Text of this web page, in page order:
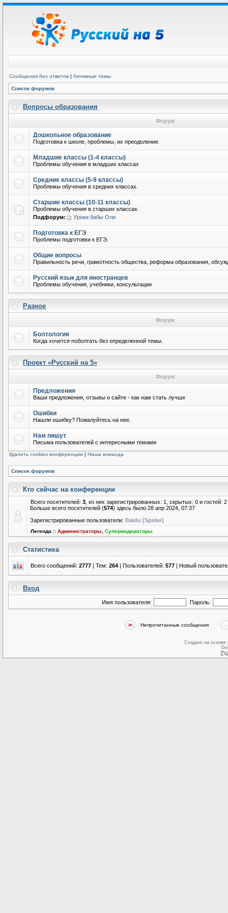
Сообщения без ответов | Активные темы
Список форумов
Вопросы образования
Форум
Дошкольное образование
Подготовка к школе, проблемы, их преодоление
Младшие классы (1-4 классы)
Проблемы обучения в младших классах
Средние классы (5-9 классы)
Проблемы обучения в средних классах.
Старшие классы (10-11 классы)
Проблемы обучения в старших классах.
Подфорум:
Уроки бабы Оли
Подготовка к ЕГЭ
Проблемы подготовки к ЕГЭ.
Общие вопросы
Правильность речи, грамотность общества, реформа образования,
Русский язык для иностранцев
Проблемы обучения, учебники, консультации
Разное
Форум
Болтология
Когда хочется поболтать без определенной темы.
Проект «Русский на 5»
Форум
Предложения
Ваши предложения, отзывы о сайте - как нам стать лучше
Ошибки
Нашли ошибку? Пожалуйтесь на нее.
Нам пишут
Письма пользователей с интересными темами
Удалить cookies конференции | Наша команда
Список форумов
Кто сейчас на конференции
Всего посетителей: 3 , из них зарегистрированных: 1, скрытых: 0 и
Больше всего посетителей (574) здесь было 28 апр 2024, 07:37
Зарегистрированные пользователи: Baidu [Spider]
Легенда :: Администраторы Супермодераторы
Статистика
Всего сообщений: 2777 | Тем: 264 | Пользователей: 577 | Новый
Вход
Имя пользователя: Пароль:
Непрочитанные сообщения
Создано на основе